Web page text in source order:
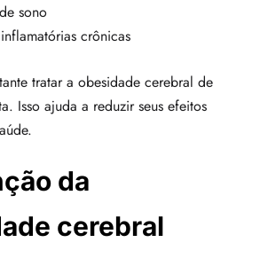
sono
crônicas
tratar a obesidade cerebral de
Isso ajuda a reduzir seus efeitos
da
cerebral